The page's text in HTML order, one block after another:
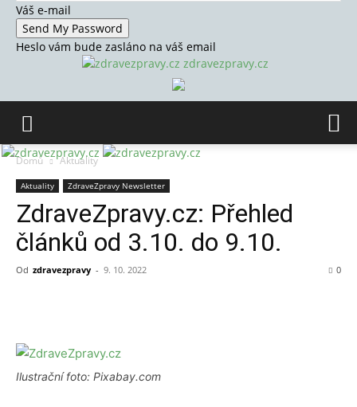
Váš e-mail
Heslo vám bude zasláno na váš email
zdravezpravy.cz
Domů Aktuality
Aktuality ZdraveZpravy Newsletter
ZdraveZpravy.cz: Přehled
článků od 3.10. do 9.10.
Od zdravezpravy - 9. 10. 2022 0
Ilustrační foto: Pixabay.com